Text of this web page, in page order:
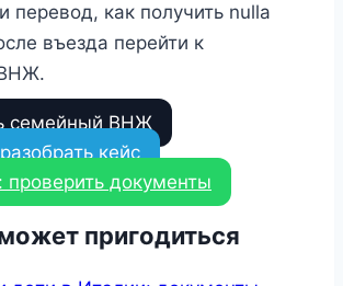
перевод, как получить nulla
въезда перейти к
семейный ВНЖ
кейс
проверить документы
пригодиться